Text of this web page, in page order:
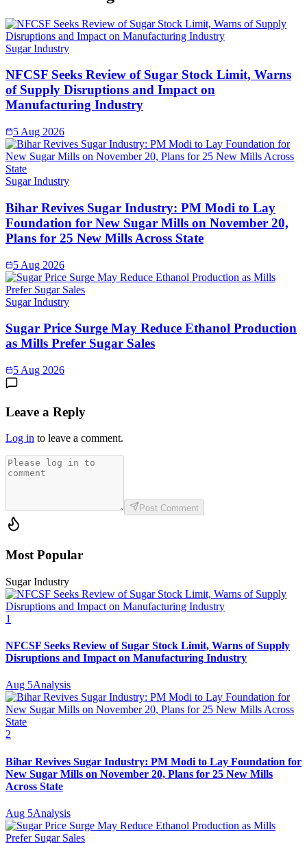
Sugar Industry
NFCSF Seeks Review of Sugar Stock Limit, Warns
of Supply Disruptions and Impact on
Manufacturing Industry
5 Aug 2026
Sugar Industry
Bihar Revives Sugar Industry: PM Modi to Lay
Foundation for New Sugar Mills on November 20,
Plans for 25 New Mills Across State
5 Aug 2026
Sugar Industry
Sugar Price Surge May Reduce Ethanol Production
as Mills Prefer Sugar Sales
5 Aug 2026
Leave a Reply
Log in to leave a comment.
Post Comment
Most Popular
Sugar Industry
1
NFCSF Seeks Review of Sugar Stock Limit, Warns of Supply
Disruptions and Impact on Manufacturing Industry
Aug 5Analysis
2
Bihar Revives Sugar Industry: PM Modi to Lay Foundation for
New Sugar Mills on November 20, Plans for 25 New Mills
Across State
Aug 5Analysis